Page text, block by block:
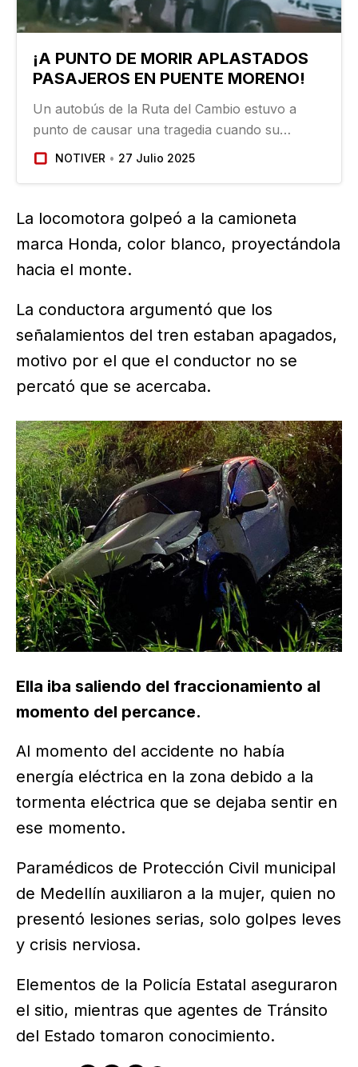
¡A PUNTO DE MORIR APLASTADOS
PASAJEROS EN PUENTE MORENO!
Un autobús de la Ruta del Cambio estuvo a
punto de causar una tragedia cuando su
operador quiso ganarle el paso a un tren en el
NOTIVER 27 Julio 2025
La locomotora golpeó a la camioneta
marca Honda, color blanco, proyectándola
hacia el monte.
La conductora argumentó que los
señalamientos del tren estaban apagados,
motivo por el que el conductor no se
percató que se acercaba.
Ella iba saliendo del fraccionamiento al
momento del percance.
Al momento del accidente no había
energía eléctrica en la zona debido a la
tormenta eléctrica que se dejaba sentir en
ese momento.
Paramédicos de Protección Civil municipal
de Medellín auxiliaron a la mujer, quien no
presentó lesiones serias, solo golpes leves
y crisis nerviosa.
Elementos de la Policía Estatal aseguraron
el sitio, mientras que agentes de Tránsito
del Estado tomaron conocimiento.